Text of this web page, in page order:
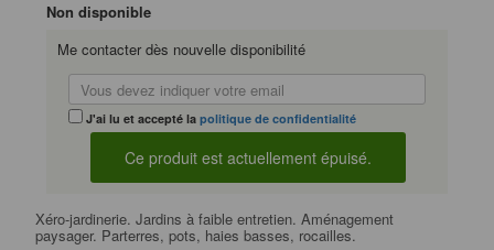
Non disponible
Me contacter dès nouvelle disponibilité
J'ai lu et accepté lapolitique de confidentialité
Xéro-jardinerie. Jardins à faible entretien. Aménagement
paysager. Parterres, pots, haies basses, rocailles.